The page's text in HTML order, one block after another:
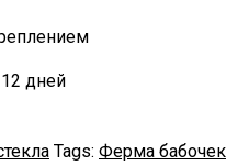
дней
Tags: Ферма бабочек